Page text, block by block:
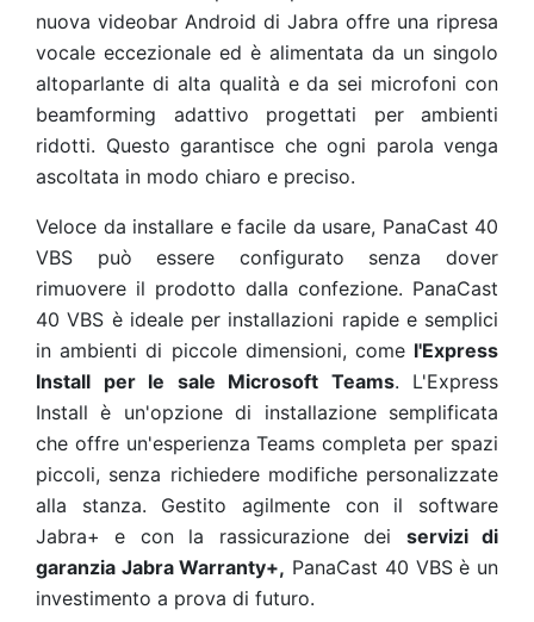
nuova videobar Android di Jabra offre una ripresa
vocale eccezionale ed è alimentata da un singolo
altoparlante di alta qualità e da sei microfoni con
beamforming adattivo progettati per ambienti
ridotti. Questo garantisce che ogni parola venga
ascoltata in modo chiaro e preciso.
Veloce da installare e facile da usare, PanaCast 40
VBS può essere configurato senza dover
rimuovere il prodotto dalla confezione. PanaCast
40 VBS è ideale per installazioni rapide e semplici
in ambienti di piccole dimensioni, come l'Express
Install per le sale Microsoft Teams. L'Express
Install è un'opzione di installazione semplificata
che offre un'esperienza Teams completa per spazi
piccoli, senza richiedere modifiche personalizzate
alla stanza. Gestito agilmente con il software
Jabra+ e con la rassicurazione dei servizi di
garanzia Jabra Warranty+, PanaCast 40 VBS è un
investimento a prova di futuro.